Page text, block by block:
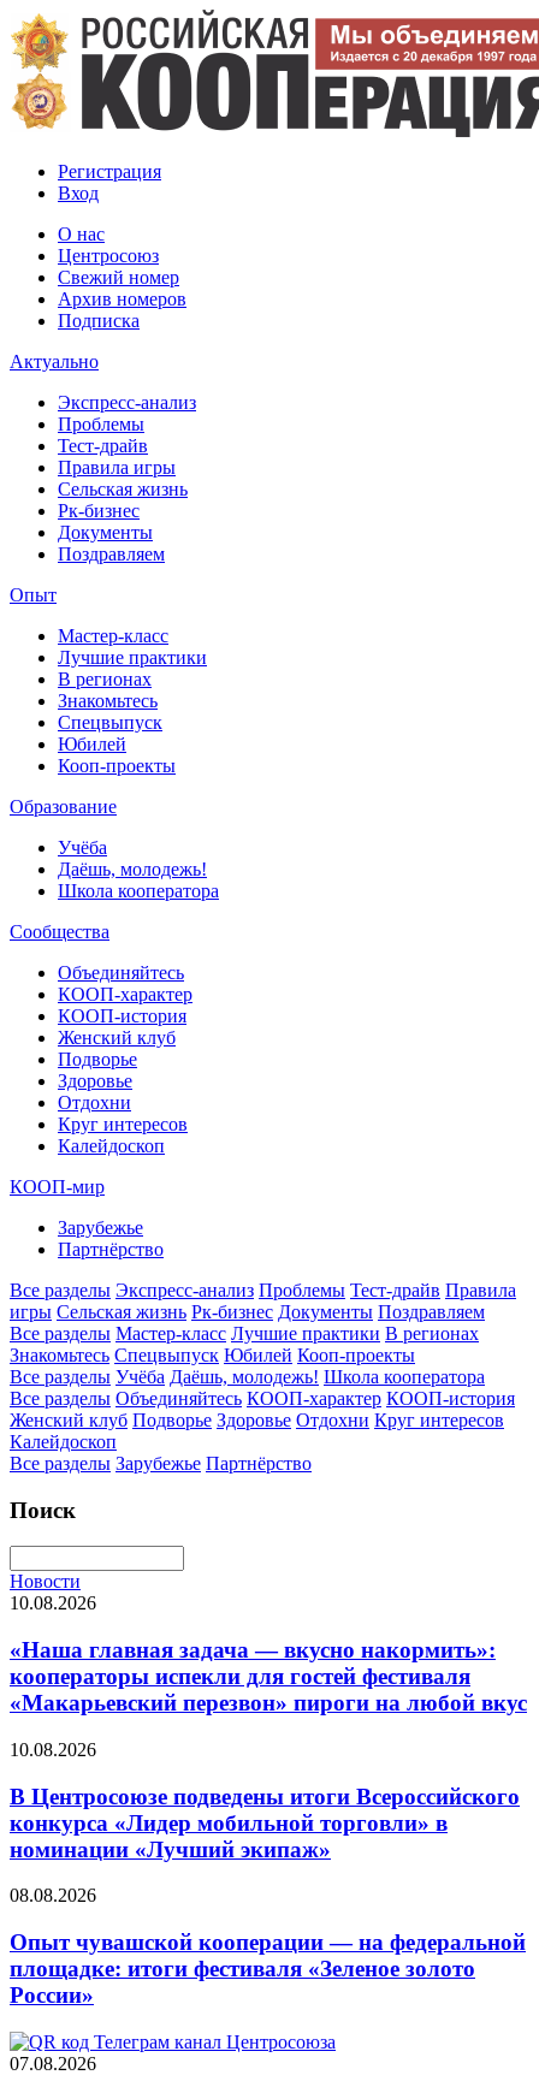
Регистрация
Вход
О нас
Центросоюз
Свежий номер
Архив номеров
Подписка
Актуально
Экспресс-анализ
Проблемы
Тест-драйв
Правила игры
Сельская жизнь
Рк-бизнес
Документы
Поздравляем
Опыт
Мастер-класс
Лучшие практики
В регионах
Знакомьтесь
Спецвыпуск
Юбилей
Кооп-проекты
Образование
Учёба
Даёшь, молодежь!
Школа кооператора
Сообщества
Объединяйтесь
КООП-характер
КООП-история
Женский клуб
Подворье
Здоровье
Отдохни
Круг интересов
Калейдоскоп
КООП-мир
Зарубежье
Партнёрство
Все разделы Экспресс-анализ Проблемы Тест-драйв Правила
игры Сельская жизнь Рк-бизнес Документы Поздравляем
Все разделы Мастер-класс Лучшие практики В регионах
Знакомьтесь Спецвыпуск Юбилей Кооп-проекты
Все разделы Учёба Даёшь, молодежь! Школа кооператора
Все разделы Объединяйтесь КООП-характер КООП-история
Женский клуб Подворье Здоровье Отдохни Круг интересов
Калейдоскоп
Все разделы Зарубежье Партнёрство
Поиск
Новости
10.08.2026
«Наша главная задача — вкусно накормить»:
кооператоры испекли для гостей фестиваля
«Макарьевский перезвон» пироги на любой вкус
10.08.2026
В Центросоюзе подведены итоги Всероссийского
конкурса «Лидер мобильной торговли» в
номинации «Лучший экипаж»
08.08.2026
Опыт чувашской кооперации — на федеральной
площадке: итоги фестиваля «Зеленое золото
России»
07.08.2026